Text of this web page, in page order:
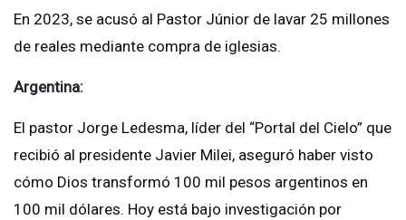
En 2023, se acusó al Pastor Júnior de lavar 25 millones
de reales mediante compra de iglesias.
Argentina:
El pastor Jorge Ledesma, líder del “Portal del Cielo” que
recibió al presidente Javier Milei, aseguró haber visto
cómo Dios transformó 100 mil pesos argentinos en
100 mil dólares. Hoy está bajo investigación por